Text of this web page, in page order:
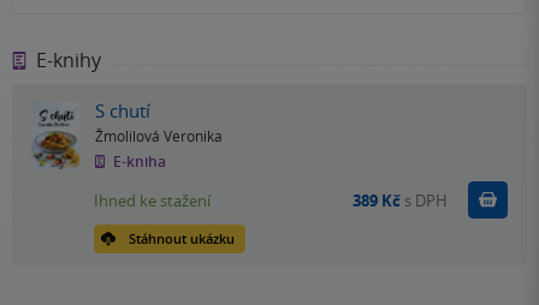
E-knihy
S chutí
Žmolilová Veronika
E-kniha
Stáhnout ukázku
Ihned ke stažení 389 Kč s DPH Koupit